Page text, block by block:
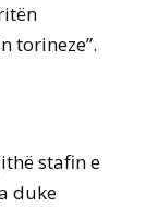
torineze”.
stafin e
duke